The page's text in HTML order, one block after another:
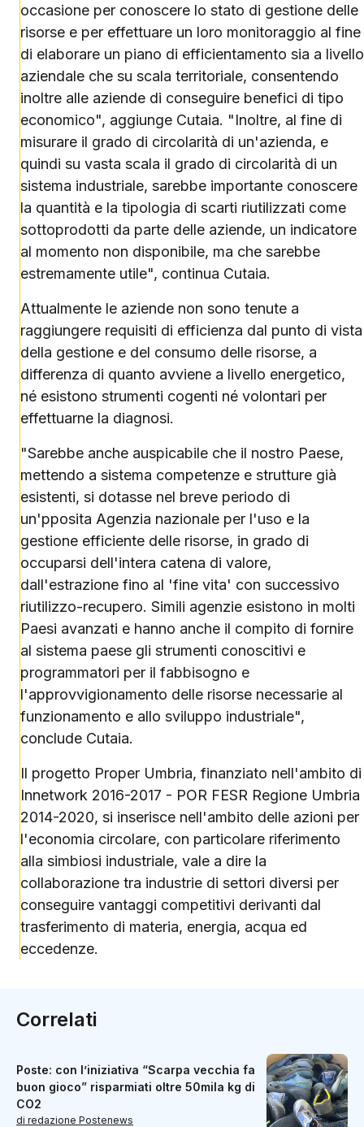
occasione per conoscere lo stato di gestione delle
risorse e per effettuare un loro monitoraggio al fine
di elaborare un piano di efficientamento sia a livello
aziendale che su scala territoriale, consentendo
inoltre alle aziende di conseguire benefici di tipo
economico", aggiunge Cutaia. "Inoltre, al fine di
misurare il grado di circolarità di un'azienda, e
quindi su vasta scala il grado di circolarità di un
sistema industriale, sarebbe importante conoscere
la quantità e la tipologia di scarti riutilizzati come
sottoprodotti da parte delle aziende, un indicatore
al momento non disponibile, ma che sarebbe
estremamente utile", continua Cutaia.
Attualmente le aziende non sono tenute a
raggiungere requisiti di efficienza dal punto di vista
della gestione e del consumo delle risorse, a
differenza di quanto avviene a livello energetico,
né esistono strumenti cogenti né volontari per
effettuarne la diagnosi.
"Sarebbe anche auspicabile che il nostro Paese,
mettendo a sistema competenze e strutture già
esistenti, si dotasse nel breve periodo di
un'pposita Agenzia nazionale per l'uso e la
gestione efficiente delle risorse, in grado di
occuparsi dell'intera catena di valore,
dall'estrazione fino al 'fine vita' con successivo
riutilizzo-recupero. Simili agenzie esistono in molti
Paesi avanzati e hanno anche il compito di fornire
al sistema paese gli strumenti conoscitivi e
programmatori per il fabbisogno e
l'approvvigionamento delle risorse necessarie al
funzionamento e allo sviluppo industriale",
conclude Cutaia.
Il progetto Proper Umbria, finanziato nell'ambito di
Innetwork 2016-2017 - POR FESR Regione Umbria
2014-2020, si inserisce nell'ambito delle azioni per
l'economia circolare, con particolare riferimento
alla simbiosi industriale, vale a dire la
collaborazione tra industrie di settori diversi per
conseguire vantaggi competitivi derivanti dal
trasferimento di materia, energia, acqua ed
eccedenze.
Correlati
Poste: con l’iniziativa “Scarpa vecchia fa
buon gioco” risparmiati oltre 50mila kg di
CO2
di redazione Postenews